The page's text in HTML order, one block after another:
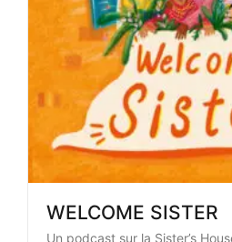
WELCOME SISTER
Un podcast sur la Sister’s